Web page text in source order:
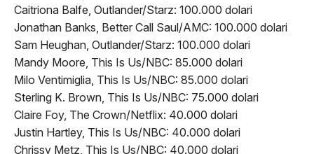
Caitriona Balfe, Outlander/Starz: 100.000 dolari
Jonathan Banks, Better Call Saul/AMC: 100.000 dolari
Sam Heughan, Outlander/Starz: 100.000 dolari
Mandy Moore, This Is Us/NBC: 85.000 dolari
Milo Ventimiglia, This Is Us/NBC: 85.000 dolari
Sterling K. Brown, This Is Us/NBC: 75.000 dolari
Claire Foy, The Crown/Netflix: 40.000 dolari
Justin Hartley, This Is Us/NBC: 40.000 dolari
Chrissy Metz, This Is Us/NBC: 40.000 dolari